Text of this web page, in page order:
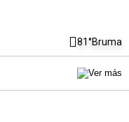
81°Bruma